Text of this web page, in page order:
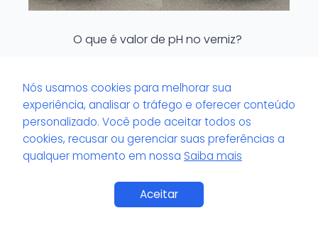
O que é valor de pH no verniz?
Nós usamos cookies para melhorar sua
experiência, analisar o tráfego e oferecer conteúdo
personalizado. Você pode aceitar todos os
cookies, recusar ou gerenciar suas preferências a
qualquer momento em nossa Saiba mais
AceitarSaiba Mais